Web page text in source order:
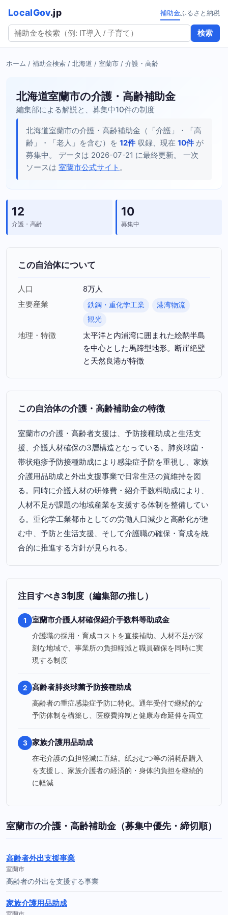
LocalGov.jp
検索
補助金ふるさと納税
ホーム / 補助金検索 / 北海道 / 室蘭市 / 介護・高齢
北海道室蘭市の介護・高齢補助金
編集部による解説と、募集中10件の制度
北海道室蘭市の介護・高齢補助金（「介護」・「高
齢」・「老人」を含む）を 12件 収録、現在 10件 が
募集中。 データは 2026-07-21 に最終更新。 一次
ソースは 室蘭市公式サイト 。
12
介護・高齢
10
募集中
この自治体について
人口
8万人
主要産業
鉄鋼・重化学工業
港湾物流
観光
地理・特徴
太平洋と内浦湾に囲まれた絵鞆半島
を中心とした馬蹄型地形。断崖絶壁
と天然良港が特徴
この自治体の介護・高齢補助金の特徴
室蘭市の介護・高齢者支援は、予防接種助成と生活支
援、介護人材確保の3層構造となっている。肺炎球菌・
帯状疱疹予防接種助成により感染症予防を重視し、家族
介護用品助成と外出支援事業で日常生活の質維持を図
る。同時に介護人材の研修費・紹介手数料助成により、
人材不足が課題の地域産業を支援する体制を整備してい
る。重化学工業都市としての労働人口減少と高齢化が進
む中、予防と生活支援、そして介護職の確保・育成を統
合的に推進する方針が見られる。
注目すべき3制度（編集部の推し）
1 室蘭市介護人材確保紹介手数料等助成金
介護職の採用・育成コストを直接補助。人材不足が深
刻な地域で、事業所の負担軽減と職員確保を同時に実
現する制度
2 高齢者肺炎球菌予防接種助成
高齢者の重症感染症予防に特化。通年受付で継続的な
予防体制を構築し、医療費抑制と健康寿命延伸を両立
3 家族介護用品助成
在宅介護の負担軽減に直結。紙おむつ等の消耗品購入
を支援し、家族介護者の経済的・身体的負担を継続的
に軽減
室蘭市の介護・高齢補助金（募集中優先・締切順）
高齢者外出支援事業
室蘭市
高齢者の外出を支援する事業
家族介護用品助成